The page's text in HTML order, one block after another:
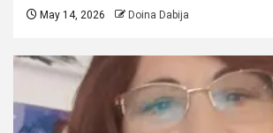
May 14, 2026 Doina Dabija